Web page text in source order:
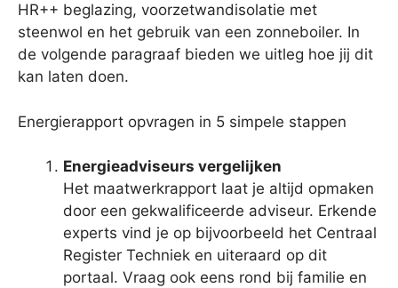
HR++ beglazing, voorzetwandisolatie met
steenwol en het gebruik van een zonneboiler. In
de volgende paragraaf bieden we uitleg hoe jij dit
kan laten doen.
Energierapport opvragen in 5 simpele stappen
Energieadviseurs vergelijken
Het maatwerkrapport laat je altijd opmaken
door een gekwalificeerde adviseur. Erkende
experts vind je op bijvoorbeeld het Centraal
Register Techniek en uiteraard op dit
portaal. Vraag ook eens rond bij familie en